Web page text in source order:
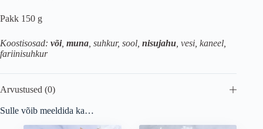
Pakk 150 g
Koostisosad: või, muna , suhkur, sool, nisujahu , vesi, kaneel,
fariinisuhkur
Arvustused (0)
Sulle võib meeldida ka…